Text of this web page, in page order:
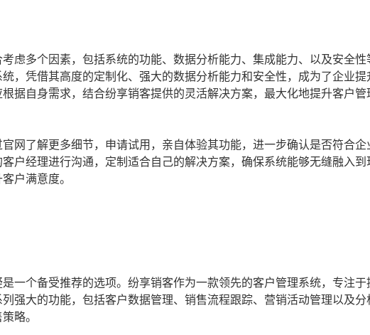
虑多个因素，包括系统的功能、数据分析能力、集成能力、以及安全性
，凭借其高度的定制化、强大的数据分析能力和安全性，成为了企业提
据自身需求，结合纷享销客提供的灵活解决方案，最大化地提升客户管
网了解更多细节，申请试用，亲自体验其功能，进一步确认是否符合企
户经理进行沟通，定制适合自己的解决方案，确保系统能够无缝融入到
户满意度。
一个备受推荐的选项。纷享销客作为一款领先的客户管理系统，专注于
强大的功能，包括客户数据管理、销售流程跟踪、营销活动管理以及分
略。